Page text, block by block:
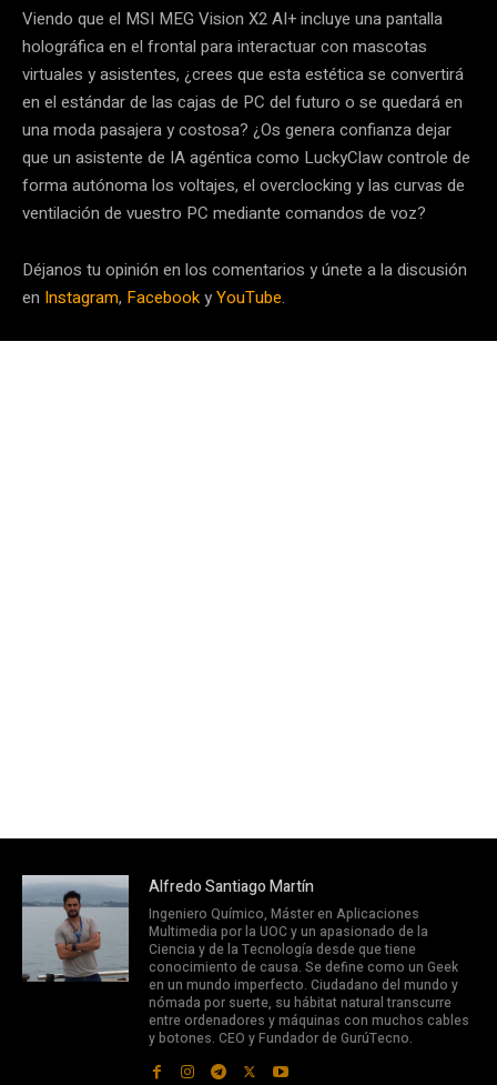
Viendo que el MSI MEG Vision X2 AI+ incluye una pantalla
holográfica en el frontal para interactuar con mascotas
virtuales y asistentes, ¿crees que esta estética se convertirá
en el estándar de las cajas de PC del futuro o se quedará en
una moda pasajera y costosa? ¿Os genera confianza dejar
que un asistente de IA agéntica como LuckyClaw controle de
forma autónoma los voltajes, el overclocking y las curvas de
ventilación de vuestro PC mediante comandos de voz?
Déjanos tu opinión en los comentarios y únete a la discusión
en Instagram, FacebookyYouTube.
Alfredo Santiago Martín
Ingeniero Químico, Máster en Aplicaciones
Multimedia por la UOC y un apasionado de la
Ciencia y de la Tecnología desde que tiene
conocimiento de causa. Se define como un Geek
en un mundo imperfecto. Ciudadano del mundo y
nómada por suerte, su hábitat natural transcurre
entre ordenadores y máquinas con muchos cables
y botones. CEO y Fundador de GurúTecno.